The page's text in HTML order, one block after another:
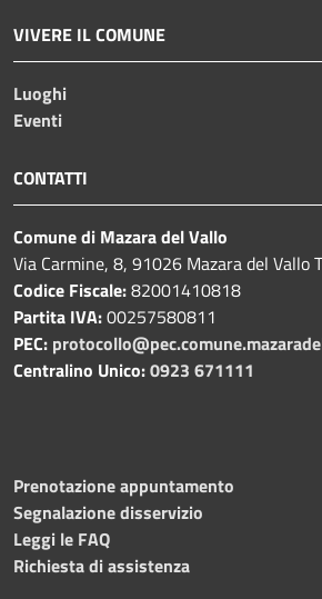
VIVERE IL COMUNE
Luoghi
Eventi
CONTATTI
Comune di Mazara del Vallo
Via Carmine, 8, 91026 Mazara del Vallo
Codice Fiscale:82001410818
Partita IVA:00257580811
PEC:
Centralino Unico:0923 671111
Prenotazione appuntamento
Segnalazione disservizio
Leggi le FAQ
Richiesta di assistenza